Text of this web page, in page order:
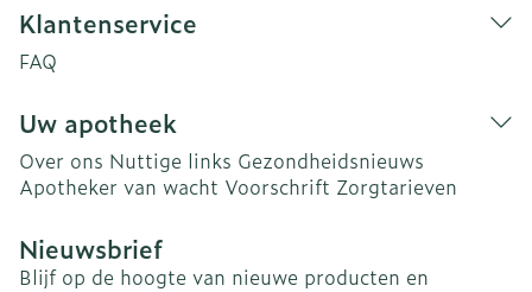
Klantenservice
FAQ
Uw apotheek
Over ons Nuttige links Gezondheidsnieuws
Apotheker van wacht Voorschrift Zorgtarieven
Nieuwsbrief
Blijf op de hoogte van nieuwe producten en